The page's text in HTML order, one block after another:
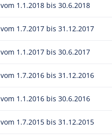
vom 1.1.2018 bis 30.6.2018
vom 1.7.2017 bis 31.12.2017
vom 1.1.2017 bis 30.6.2017
vom 1.7.2016 bis 31.12.2016
vom 1.1.2016 bis 30.6.2016
vom 1.7.2015 bis 31.12.2015